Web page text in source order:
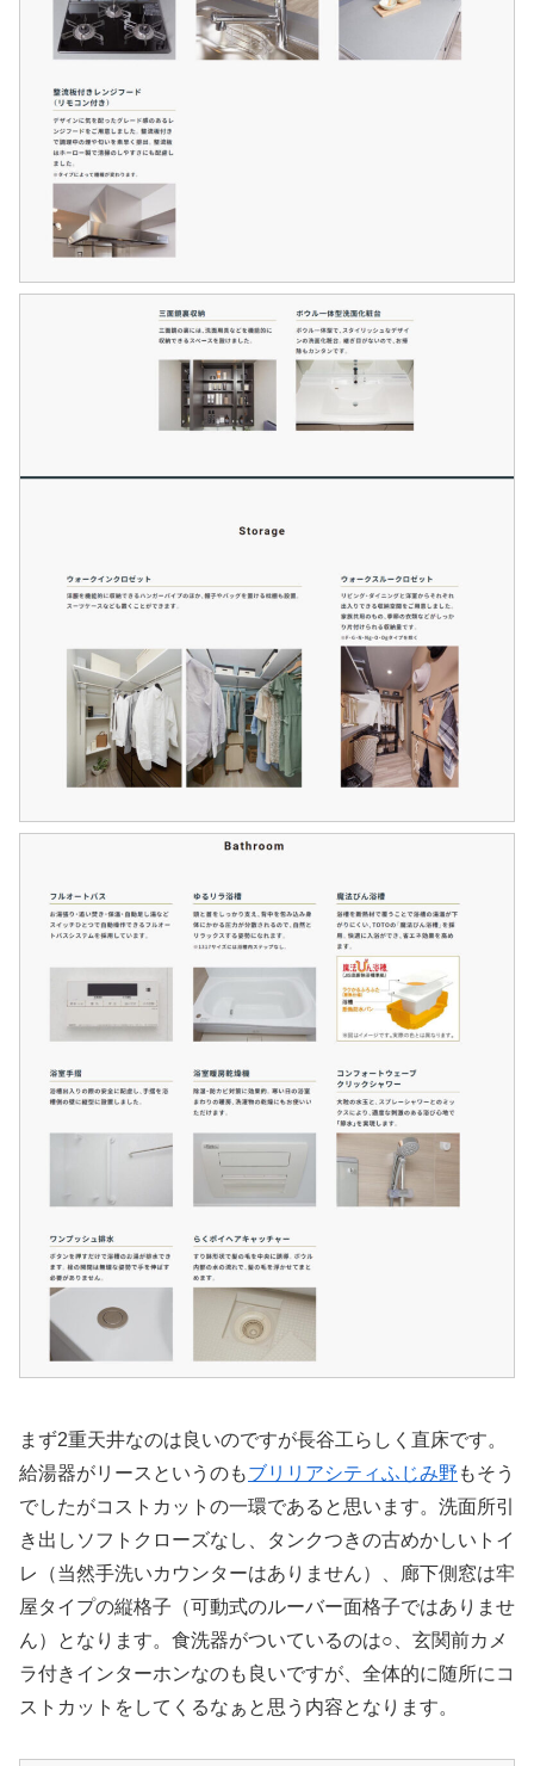
まず2重天井なのは良いのですが長谷工らしく直床です。
給湯器がリースというのもブリリアシティふじみ野 もそう
でしたがコストカットの一環であると思います。洗面所引
き出しソフトクローズなし、タンクつきの古めかしいトイ
レ（当然手洗いカウンターはありません）、廊下側窓は牢
屋タイプの縦格子（可動式のルーバー面格子ではありませ
ん）となります。食洗器がついているのは○、玄関前カメ
ラ付きインターホンなのも良いですが、全体的に随所にコ
ストカットをしてくるなぁと思う内容となります。